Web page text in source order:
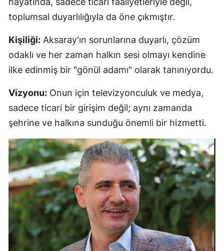
toplumsal duyarlılığıyla da öne çıkmıştır.
Kişiliği: Aksaray'ın sorunlarına duyarlı, çözüm
odaklı ve her zaman halkın sesi olmayı kendine
ilke edinmiş bir "gönül adamı" olarak tanınıyordu.
Vizyonu: Onun için televizyonculuk ve medya,
sadece ticari bir girişim değil; aynı zamanda
şehrine ve halkına sunduğu önemli bir hizmetti.